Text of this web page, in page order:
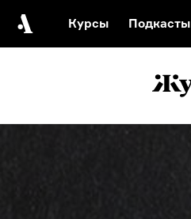
Курсы Подкасты